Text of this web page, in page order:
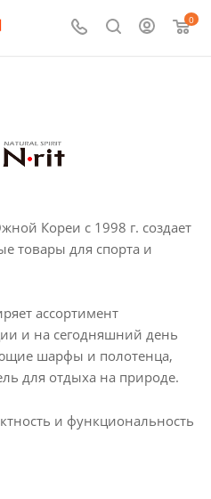
0
Кореи с 1998 г. создает
товары для спорта и
ассортимент
и на сегодняшний день
шарфы и полотенца,
для отдыха на природе.
и функциональность